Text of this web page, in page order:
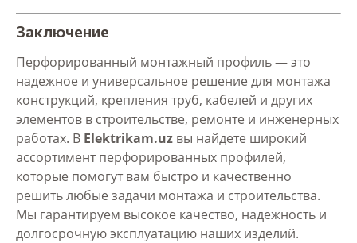
Заключение
Перфорированный монтажный профиль — это
надежное и универсальное решение для монтажа
конструкций, крепления труб, кабелей и других
элементов в строительстве, ремонте и инженерных
работах. В Elektrikam.uz вы найдете широкий
ассортимент перфорированных профилей,
которые помогут вам быстро и качественно
решить любые задачи монтажа и строительства.
Мы гарантируем высокое качество, надежность и
долгосрочную эксплуатацию наших изделий.